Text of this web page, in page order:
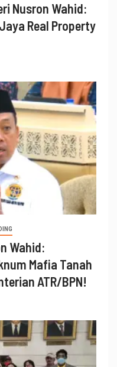
Nusron Wahid:
Real Property
Wahid:
Mafia Tanah
ATR/BPN!